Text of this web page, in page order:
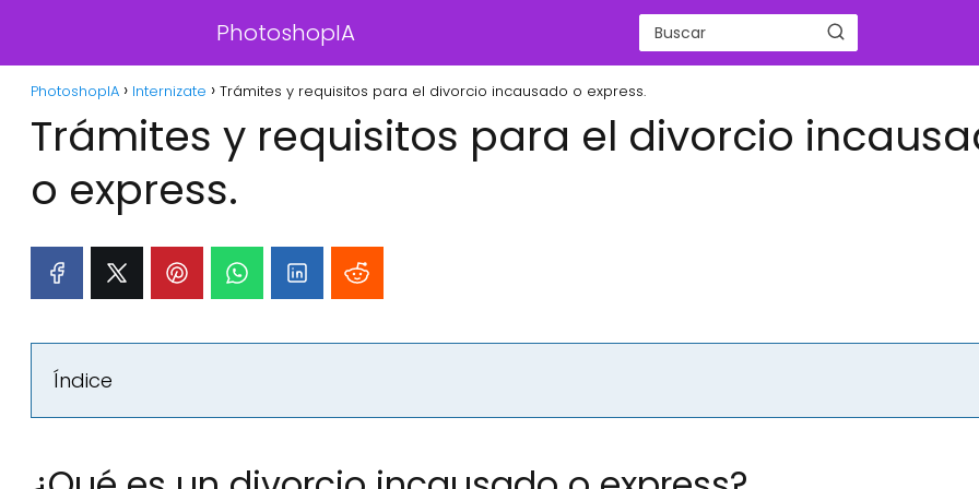
PhotoshopIA
PhotoshopIA Internizate Trámites y requisitos para el divorcio incausado o express.
Trámites y requisitos para el divorcio
o express.
Índice